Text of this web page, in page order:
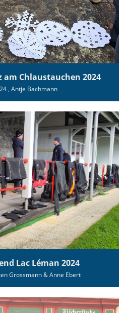
am Chlaustauchen 2024
, Antje Bachmann
Lac Léman 2024
Grossmann & Anne Ebert